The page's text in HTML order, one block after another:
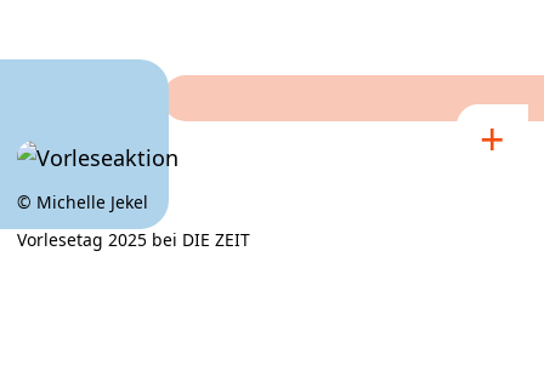
© Michelle Jekel
Vorlesetag 2025 bei DIE ZEIT